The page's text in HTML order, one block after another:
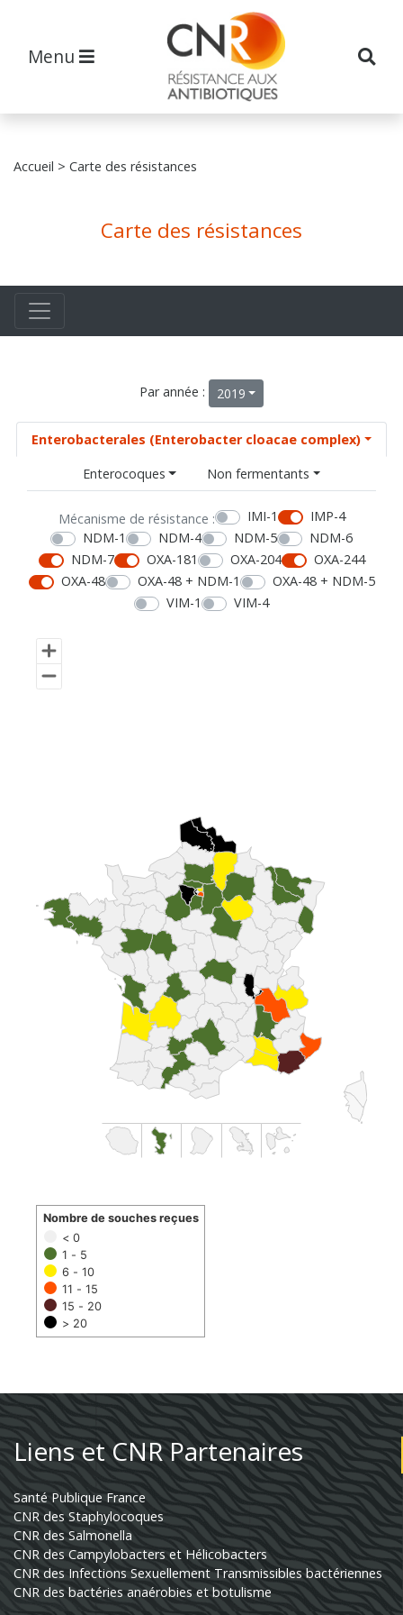
Menu
Accueil > Carte des résistances
Carte des résistances
Par année : 2019
Enterobacterales (Enterobacter cloacae complex)
Enterocoques
Non fermentants
Mécanisme de résistance : IMI-1
IMP-4
NDM-1
NDM-4 NDM-5
NDM-6
NDM-7
OXA-181 OXA-204
OXA-244
OXA-48
OXA-48 + NDM-1
OXA-48 + NDM-5
VIM-1
VIM-4
< 0
1 - 5
6 - 10
11 - 15
15 - 20
> 20
Nombre de souches reçues
Liens et CNR Partenaires
Santé Publique France
CNR des Staphylocoques
CNR des Salmonella
CNR des Campylobacters et Hélicobacters
CNR des Infections Sexuellement Transmissibles bactériennes
CNR des bactéries anaérobies et botulisme